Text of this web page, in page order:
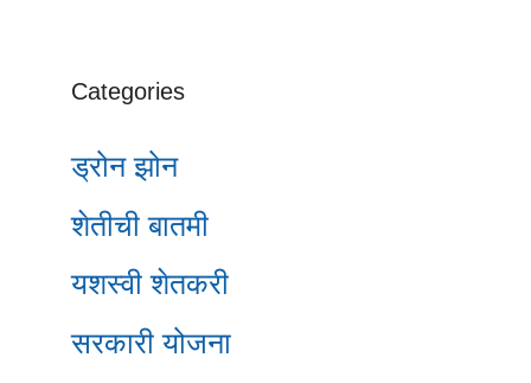
Categories
ड्रोन झोन
शेतीची बातमी
यशस्वी शेतकरी
सरकारी योजना